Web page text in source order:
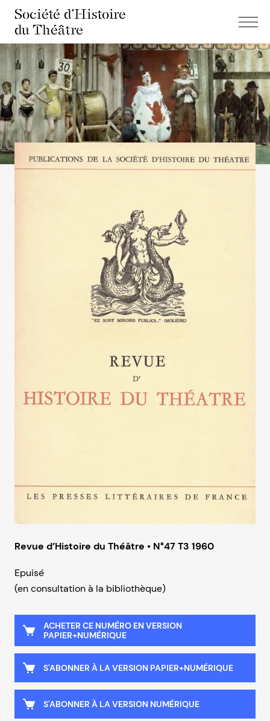
Société d'Histoire
du Théâtre
Revue d’Histoire du Théâtre • N°47 T3 1960
Epuisé
(en consultation à la bibliothèque)
ACHETER CE NUMÉRO EN VERSION
PAPIER+NUMÉRIQUE
S'ABONNER À LA VERSION PAPIER+NUMÉRIQUE
S'ABONNER À LA VERSION NUMÉRIQUE